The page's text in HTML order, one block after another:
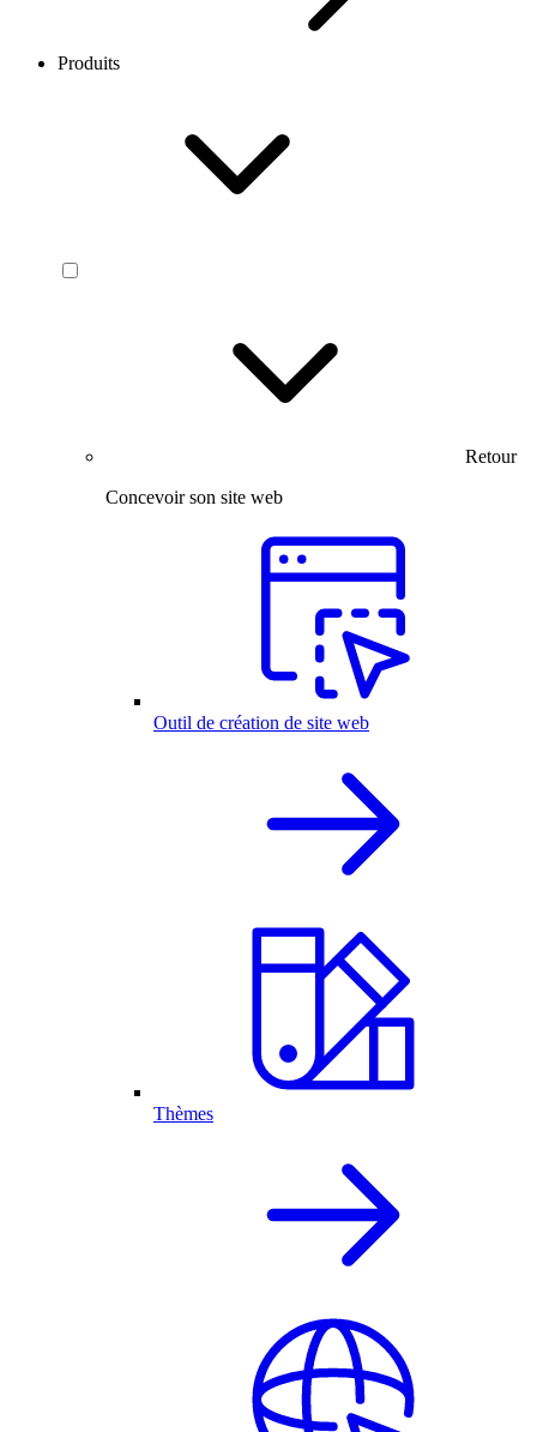
Produits
Retour
Concevoir son site web
Outil de création de site web
Thèmes